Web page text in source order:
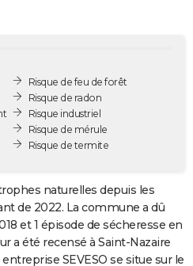
Risque de feu de forêt
Risque de radon
Risque industriel
Risque de mérule
Risque de termite
naturelles depuis les
de 2022. La commune a dû
et 1 épisode de sécheresse en
a été recensé à Saint-Nazaire
SEVESO se situe sur le